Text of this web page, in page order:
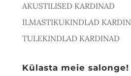
AKUSTILISED KARDINAD
ILMASTIKUKINDLAD
TULEKINDLAD KARDINAD
Külasta meie salonge!